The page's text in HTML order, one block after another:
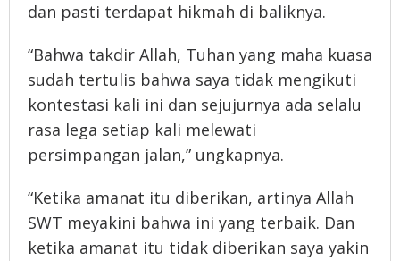
dan pasti terdapat hikmah di baliknya.
“Bahwa takdir Allah, Tuhan yang maha kuasa
sudah tertulis bahwa saya tidak mengikuti
kontestasi kali ini dan sejujurnya ada selalu
rasa lega setiap kali melewati
persimpangan jalan,” ungkapnya.
“Ketika amanat itu diberikan, artinya Allah
SWT meyakini bahwa ini yang terbaik. Dan
ketika amanat itu tidak diberikan saya yakin